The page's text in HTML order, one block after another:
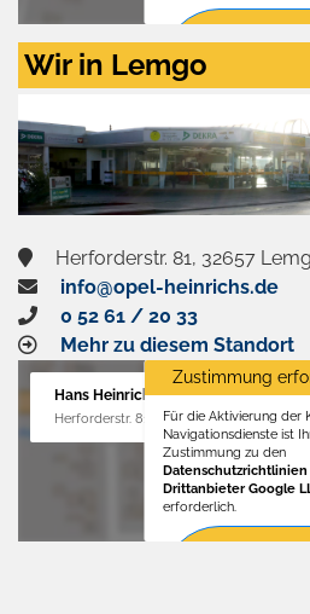
aktivieren
Wir in Lemgo
Herforderstr. 81, 32657
info@opel-heinrichs.de
0 52 61 / 20 33
Mehr zu diesem Standort
Hans Heinrichs GmbH
Herforderstr. 81, 32657 Lemgo
Zustimmung
Für die Aktivierung der
Navigationsdienste ist
Zustimmung zu den
Datenschutzrichtlinien
Drittanbieter Google
erforderlich.